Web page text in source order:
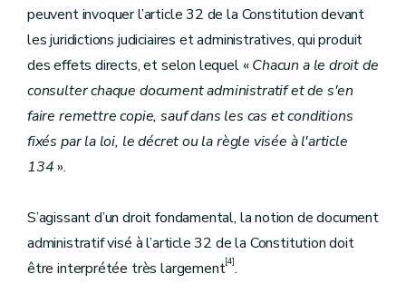
peuvent invoquer l’article 32 de la Constitution devant
les juridictions judiciaires et administratives, qui produit
des effets directs, et selon lequel «Chacun a le droit de
consulter chaque document administratif et de s'en
faire remettre copie, sauf dans les cas et conditions
fixés par la loi, le décret ou la règle visée à l'article
134».
S’agissant d’un droit fondamental, la notion de document
administratif visé à l’article 32 de la Constitution doit
être interprétée très largement[4].